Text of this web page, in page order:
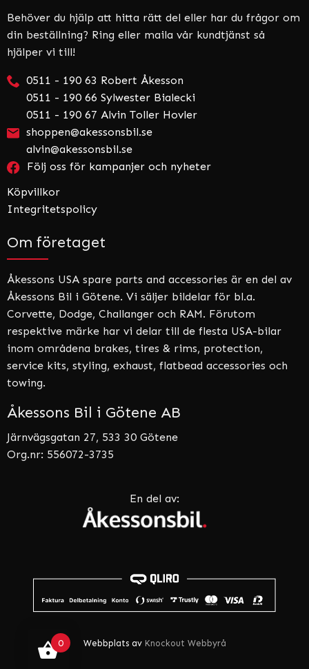
Behöver du hjälp att hitta rätt del eller har du frågor om
din beställning? Ring eller maila vår kundtjänst så
hjälper vi till!
0511 - 190 63 Robert Åkesson
0511 - 190 66 Sylwester Bialecki
0511 - 190 67 Alvin Toller Hovler
shoppen@akessonsbil.se
alvin@akessonsbil.se
Följ oss för kampanjer och nyheter
Köpvillkor
Integritetspolicy
Om företaget
Åkessons USA spare parts and accessories är en del av
Åkessons Bil i Götene. Vi säljer bildelar för bl.a.
Corvette, Dodge, Challanger och RAM. Förutom
respektive märke har vi delar till de flesta USA-bilar
inom områdena brakes, tires & rims, protection,
service kits, styling, exhaust, flatbead accessories och
towing.
Åkessons Bil i Götene AB
Järnvägsgatan 27, 533 30 Götene
Org.nr: 556072-3735
En del av:
Webbplats av Knockout Webbyrå
0